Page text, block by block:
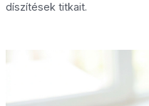
díszítések titkait.